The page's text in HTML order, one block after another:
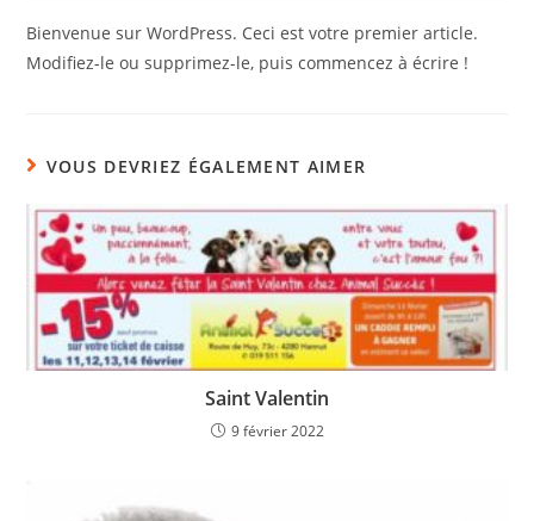
Bienvenue sur WordPress. Ceci est votre premier article.
Modifiez-le ou supprimez-le, puis commencez à écrire !
VOUS DEVRIEZ ÉGALEMENT AIMER
Saint Valentin
9 février 2022